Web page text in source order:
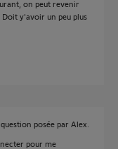
on peut revenir
y'avoir un peu plus
posée par Alex.
pour me